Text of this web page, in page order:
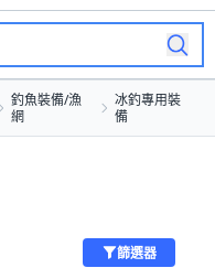
釣魚裝備/漁
網
冰釣專用裝
備
篩選器